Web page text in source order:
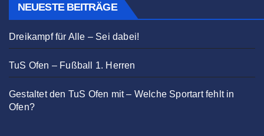
NEUESTE BEITRÄGE
Dreikampf für Alle – Sei dabei!
TuS Ofen – Fußball 1. Herren
Gestaltet den TuS Ofen mit – Welche Sportart fehlt in
Ofen?